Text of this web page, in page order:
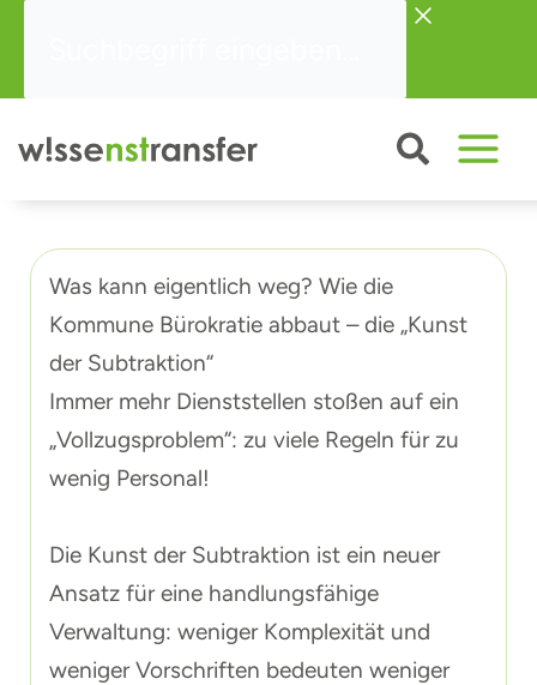
springen
Was kann eigentlich weg? Wie die
Kommune Bürokratie abbaut – die „Kunst
der Subtraktion“
Immer mehr Dienststellen stoßen auf ein
„Vollzugsproblem“: zu viele Regeln für zu
wenig Personal!
Die Kunst der Subtraktion ist ein neuer
Ansatz für eine handlungsfähige
Verwaltung: weniger Komplexität und
weniger Vorschriften bedeuten weniger